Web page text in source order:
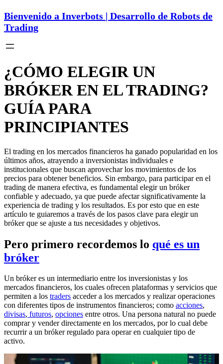
Bienvenido a Inverbots | Desarrollo de Robots de
Trading
¿CÓMO ELEGIR UN
BRÓKER EN EL TRADING?
GUÍA PARA
PRINCIPIANTES
El trading en los mercados financieros ha ganado popularidad en los
últimos años, atrayendo a inversionistas individuales e
institucionales que buscan aprovechar los movimientos de los
precios para obtener beneficios. Sin embargo, para participar en el
trading de manera efectiva, es fundamental elegir un bróker
confiable y adecuado, ya que puede afectar significativamente la
experiencia de trading y los resultados. Es por esto que en este
artículo te guiaremos a través de los pasos clave para elegir un
bróker que se ajuste a tus necesidades y objetivos.
Pero primero recordemos lo qué es un
bróker
Un bróker es un intermediario entre los inversionistas y los
mercados financieros, los cuales ofrecen plataformas y servicios que
permiten a los traders acceder a los mercados y realizar operaciones
con diferentes tipos de instrumentos financieros; como acciones,
divisas, futuros, opciones entre otros. Una persona natural no puede
comprar y vender directamente en los mercados, por lo cual debe
recurrir a un bróker regulado para operar en cualquier tipo de
activo.